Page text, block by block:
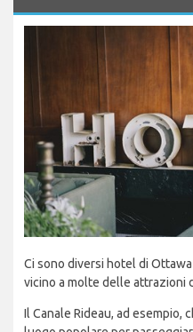
Ci sono diversi hotel di
vicino a molte delle attrazioni
Il Canale Rideau, ad esempio,